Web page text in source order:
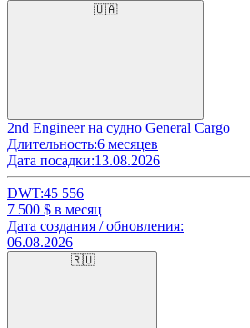
🇺🇦
2nd Engineer на судно General Cargo
Длительность:6 месяцев
Дата посадки:13.08.2026
DWT:45 556
7 500 $ в месяц
Дата создания / обновления:
06.08.2026
🇷🇺